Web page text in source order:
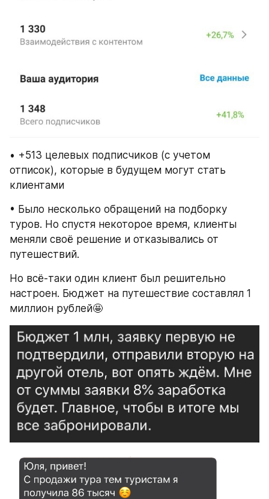
• +513 целевых подписчиков (с учетом
отписок), которые в будущем могут стать
клиентами
• Было несколько обращений на подборку
туров. Но спустя некоторое время, клиенты
меняли своё решение и отказывались от
путешествий.
Но всё-таки один клиент был решительно
настроен. Бюджет на путешествие составлял 1
миллион рублей🤩